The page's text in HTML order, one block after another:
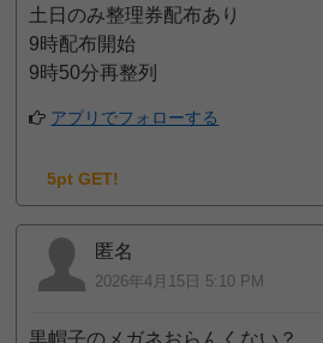
土日のみ整理券配布あり
9時配布開始
9時50分再整列
アプリでフォローする
5pt GET!
匿名
2026年4月15日 5:10 PM
黒帽子のメガネおらんくない？